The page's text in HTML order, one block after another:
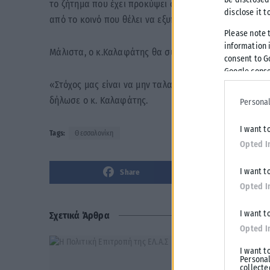
disclose it
Please note
information
consent to
Google
I want
Opted
I want
Opted
I want
Opted
I want
το ζήτημα που έχει προκύψει στα Κτηματολογικά
από το κοινό που θέλει να εξυπηρετηθεί.
Μάλιστα, ο κ.Καλαφάτης θα συναντηθεί με τον
«Στόχος μας είναι να μην ταλαιπωρείται ο πολίτης
δήλωσε ο κ. Καλαφάτης.
Tags: Θεσσαλονίκη
Share
Σχετικά Άρθρα